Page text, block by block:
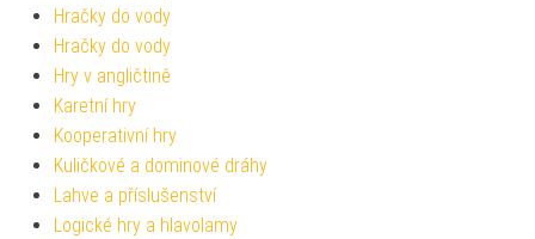
Hračky do vody
Hračky do vody
Hry v angličtině
Karetní hry
Kooperativní hry
Kuličkové a dominové dráhy
Lahve a příslušenství
Logické hry a hlavolamy